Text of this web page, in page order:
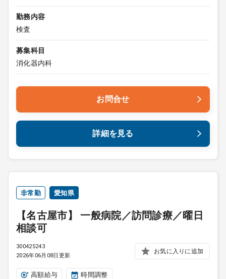
勤務内容
検査
募集科目
消化器内科
お問合せ
詳細を見る
非常勤 愛知県
【名古屋市】 一般病院／訪問診療／曜日
相談可
300425243
2026年06月08日更新
お気に入りに追加
高額給与 時間調整